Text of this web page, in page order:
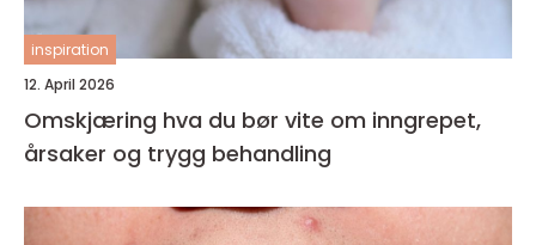
inspiration
12. April 2026
Omskjæring hva du bør vite om inngrepet,
årsaker og trygg behandling